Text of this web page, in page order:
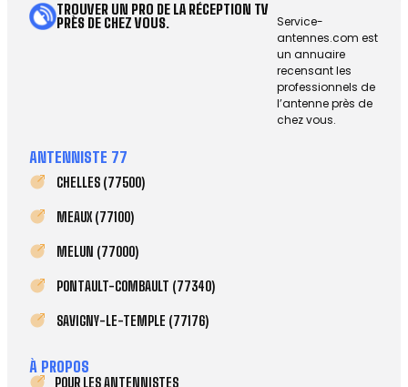
TROUVER UN PRO DE LA RÉCEPTION TV
PRÈS DE CHEZ VOUS.
Service-
antennes.com est
un annuaire
recensant les
professionnels de
l’antenne près de
chez vous.
ANTENNISTE 77
CHELLES (77500)
MEAUX (77100)
MELUN (77000)
PONTAULT-COMBAULT (77340)
SAVIGNY-LE-TEMPLE (77176)
À PROPOS
POUR LES ANTENNISTES